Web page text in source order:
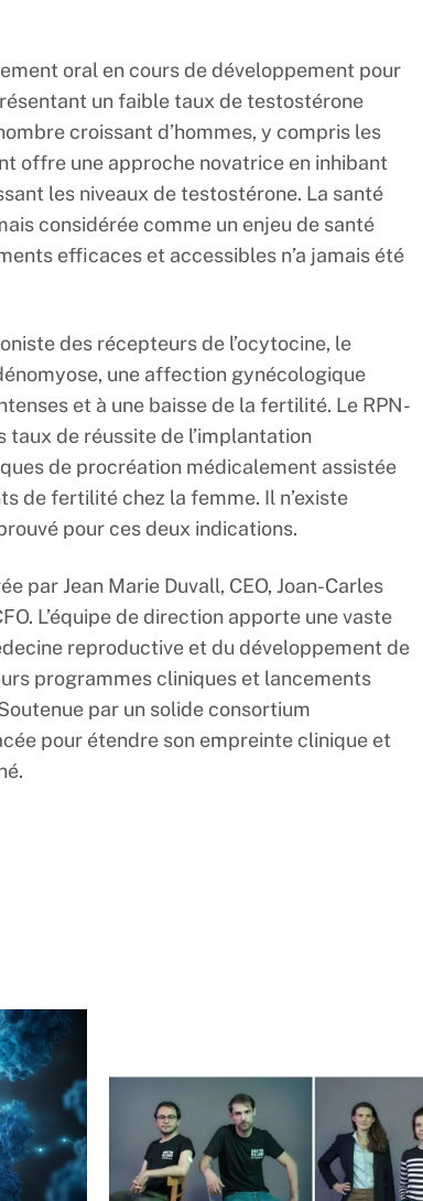
oral en cours de développement pour
un faible taux de testostérone
croissant d’hommes, y compris les
offre une approche novatrice en inhibant
les niveaux de testostérone. La santé
considérée comme un enjeu de santé
efficaces et accessibles n’a jamais été
des récepteurs de l’ocytocine, le
une affection gynécologique
et à une baisse de la fertilité. Le RPN-
de réussite de l’implantation
de procréation médicalement assistée
de fertilité chez la femme. Il n’existe
pour ces deux indications.
par Jean Marie Duvall, CEO, Joan-Carles
L’équipe de direction apporte une vaste
reproductive et du développement de
programmes cliniques et lancements
par un solide consortium
pour étendre son empreinte clinique et